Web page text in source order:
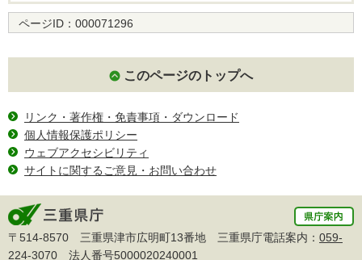
ページID： 000071296
このページのトップへ
リンク・著作権・免責事項・ダウンロード
個人情報保護ポリシー
ウェブアクセシビリティ
サイトに関するご意見・お問い合わせ
〒514-8570 三重県津市広明町13番地 三重県庁電話案内： 059-
224-3070 法人番号5000020240001